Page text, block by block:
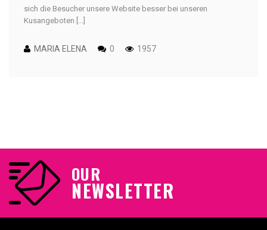
sich die Besucher unsere Website besser bei unseren
Kusangeboten [...]
MARIA ELENA 0 1957
OUR
NEWSLETTER